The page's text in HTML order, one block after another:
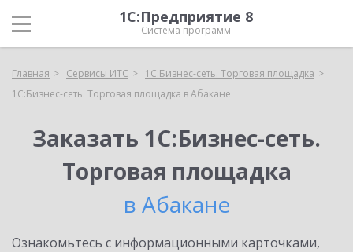
1С:Предприятие 8
Система программ
Главная Сервисы ИТС
1С:Бизнес-сеть. Торговая площадка
1С:Бизнес-сеть. Торговая площадка в Абакане
Заказать 1С:Бизнес-сеть.
Торговая площадка
в Абакане
Ознакомьтесь с информационными карточками,